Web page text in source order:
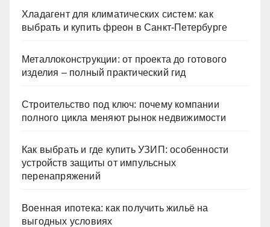
Хладагент для климатических систем: как
выбрать и купить фреон в Санкт-Петербурге
Металлоконструкции: от проекта до готового
изделия – полный практический гид
Строительство под ключ: почему компании
полного цикла меняют рынок недвижимости
Как выбрать и где купить УЗИП: особенности
устройств защиты от импульсных
перенапряжений
Военная ипотека: как получить жильё на
выгодных условиях